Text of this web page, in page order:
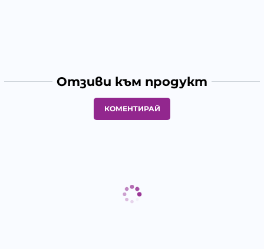
Отзиви към продукт
КОМЕНТИРАЙ